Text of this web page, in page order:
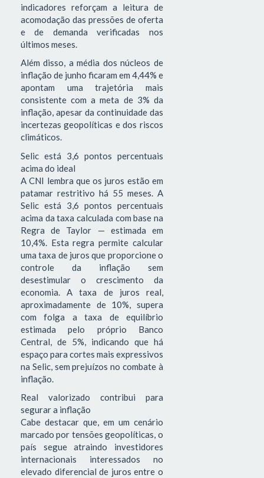
indicadores reforçam a leitura de
acomodação das pressões de oferta
e de demanda verificadas nos
últimos meses.
Além disso, a média dos núcleos de
inflação de junho ficaram em 4,44% e
apontam uma trajetória mais
consistente com a meta de 3% da
inflação, apesar da continuidade das
incertezas geopolíticas e dos riscos
climáticos.
Selic está 3,6 pontos percentuais
acima do ideal
A CNI lembra que os juros estão em
patamar restritivo há 55 meses. A
Selic está 3,6 pontos percentuais
acima da taxa calculada com base na
Regra de Taylor — estimada em
10,4%. Esta regra permite calcular
uma taxa de juros que proporcione o
controle da inflação sem
desestimular o crescimento da
economia. A taxa de juros real,
aproximadamente de 10%, supera
com folga a taxa de equilíbrio
estimada pelo próprio Banco
Central, de 5%, indicando que há
espaço para cortes mais expressivos
na Selic, sem prejuízos no combate à
inflação.
Real valorizado contribui para
segurar a inflação
Cabe destacar que, em um cenário
marcado por tensões geopolíticas, o
país segue atraindo investidores
internacionais interessados no
elevado diferencial de juros entre o